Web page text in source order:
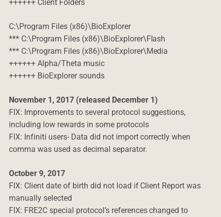
++++++ Client Folders
C:\Program Files (x86)\BioExplorer
*** C:\Program Files (x86)\BioExplorer\Flash
*** C:\Program Files (x86)\BioExplorer\Media
++++++ Alpha/Theta music
++++++ BioExplorer sounds
November 1, 2017 (released December 1)
FIX: Improvements to several protocol suggestions,
including low rewards in some protocols
FIX: Infiniti users- Data did not import correctly when
comma was used as decimal separator.
October 9, 2017
FIX: Client date of birth did not load if Client Report was
manually selected
FIX: FRE2C special protocol’s references changed to